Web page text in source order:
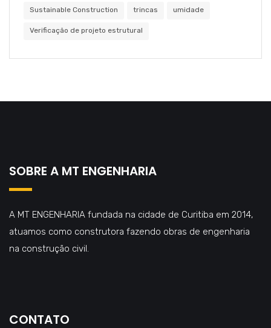
Sustainable Construction trincas umidade
Verificação de projeto estrutural
SOBRE A MT ENGENHARIA
A MT ENGENHARIA fundada na cidade de Curitiba em 2014,
atuamos como construtora fazendo obras de engenharia
na construção civil.
CONTATO